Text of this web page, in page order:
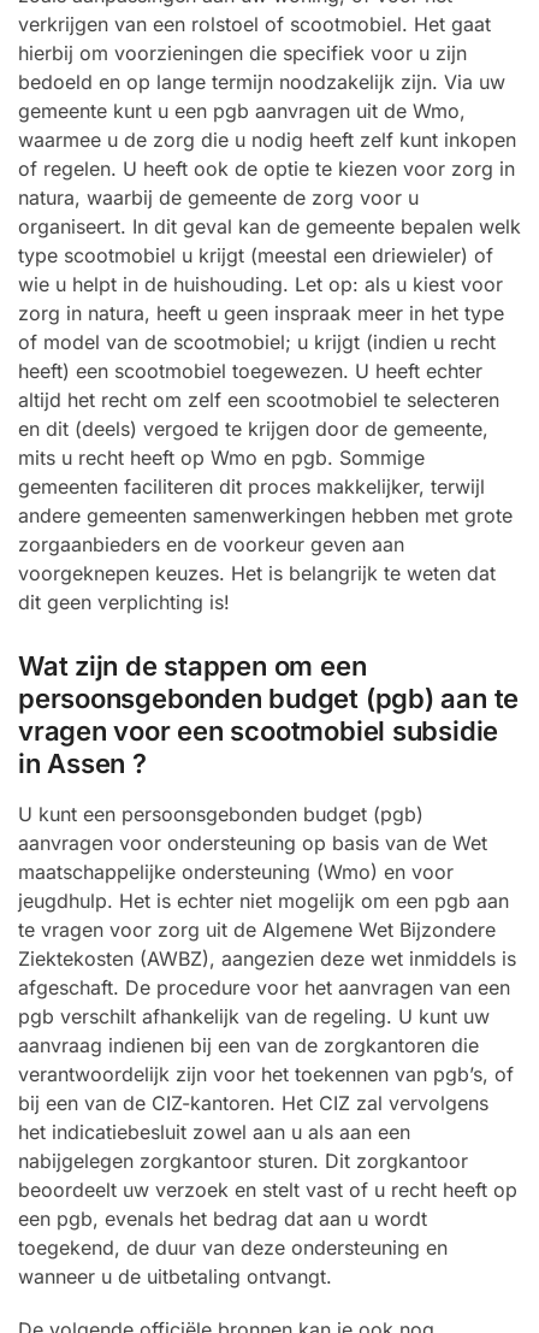
verkrijgen van een rolstoel of scootmobiel. Het gaat
hierbij om voorzieningen die specifiek voor u zijn
bedoeld en op lange termijn noodzakelijk zijn. Via uw
gemeente kunt u een pgb aanvragen uit de Wmo,
waarmee u de zorg die u nodig heeft zelf kunt inkopen
of regelen. U heeft ook de optie te kiezen voor zorg in
natura, waarbij de gemeente de zorg voor u
organiseert. In dit geval kan de gemeente bepalen welk
type scootmobiel u krijgt (meestal een driewieler) of
wie u helpt in de huishouding. Let op: als u kiest voor
zorg in natura, heeft u geen inspraak meer in het type
of model van de scootmobiel; u krijgt (indien u recht
heeft) een scootmobiel toegewezen. U heeft echter
altijd het recht om zelf een scootmobiel te selecteren
en dit (deels) vergoed te krijgen door de gemeente,
mits u recht heeft op Wmo en pgb. Sommige
gemeenten faciliteren dit proces makkelijker, terwijl
andere gemeenten samenwerkingen hebben met grote
zorgaanbieders en de voorkeur geven aan
voorgeknepen keuzes. Het is belangrijk te weten dat
dit geen verplichting is!
Wat zijn de stappen om een
persoonsgebonden budget (pgb) aan te
vragen voor een scootmobiel subsidie
in Assen ?
U kunt een persoonsgebonden budget (pgb)
aanvragen voor ondersteuning op basis van de Wet
maatschappelijke ondersteuning (Wmo) en voor
jeugdhulp. Het is echter niet mogelijk om een pgb aan
te vragen voor zorg uit de Algemene Wet Bijzondere
Ziektekosten (AWBZ), aangezien deze wet inmiddels is
afgeschaft. De procedure voor het aanvragen van een
pgb verschilt afhankelijk van de regeling. U kunt uw
aanvraag indienen bij een van de zorgkantoren die
verantwoordelijk zijn voor het toekennen van pgb’s, of
bij een van de CIZ-kantoren. Het CIZ zal vervolgens
het indicatiebesluit zowel aan u als aan een
nabijgelegen zorgkantoor sturen. Dit zorgkantoor
beoordeelt uw verzoek en stelt vast of u recht heeft op
een pgb, evenals het bedrag dat aan u wordt
toegekend, de duur van deze ondersteuning en
wanneer u de uitbetaling ontvangt.